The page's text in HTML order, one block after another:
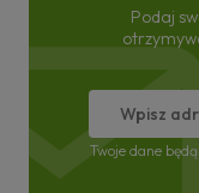
Podaj
Twoje dane